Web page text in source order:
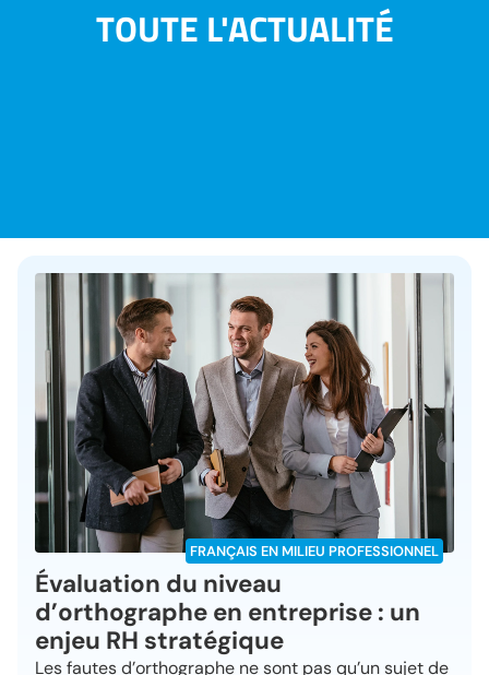
TOUTE L'ACTUALITÉ
FRANÇAIS EN MILIEU PROFESSIONNEL
Évaluation du niveau
d’orthographe en entreprise : un
enjeu RH stratégique
Les fautes d’orthographe ne sont pas qu’un sujet de